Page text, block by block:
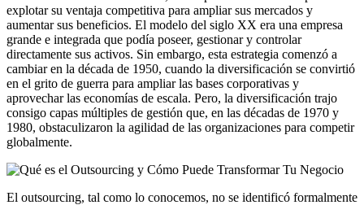
explotar su ventaja competitiva para ampliar sus mercados y
aumentar sus beneficios. El modelo del siglo XX era una empresa
grande e integrada que podía poseer, gestionar y controlar
directamente sus activos. Sin embargo, esta estrategia comenzó a
cambiar en la década de 1950, cuando la diversificación se convirtió
en el grito de guerra para ampliar las bases corporativas y
aprovechar las economías de escala. Pero, la diversificación trajo
consigo capas múltiples de gestión que, en las décadas de 1970 y
1980, obstaculizaron la agilidad de las organizaciones para competir
globalmente.
El outsourcing, tal como lo conocemos, no se identificó formalmente